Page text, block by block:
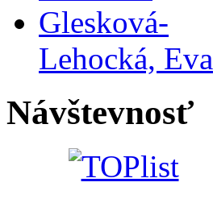
Glesková-
Lehocká, Eva
Návštevnosť